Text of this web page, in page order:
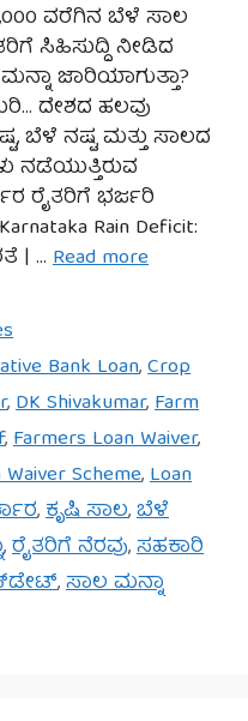
ವರೆಗಿನ ಬೆಳೆ ಸಾಲ
ಸಿಹಿಸುದ್ದಿ ನೀಡಿದ
ಜಾರಿಯಾಗುತ್ತಾ?
ದೇಶದ ಹಲವು
ಬೆಳೆ ನಷ್ಟ ಮತ್ತು ಸಾಲದ
ನಡೆಯುತ್ತಿರುವ
ರೈತರಿಗೆ ಭರ್ಜರಿ
Rain Deficit:
| … Read more
Bank Loan,Crop
,DK Shivakumar,Farm
,Farmers Loan Waiver,
Scheme,Loan
,ಕೃಷಿ ಸಾಲ,ಬೆಳೆ
,ರೈತರಿಗೆ ನೆರವು,ಸಹಕಾರಿ
,ಸಾಲ ಮನ್ನಾ